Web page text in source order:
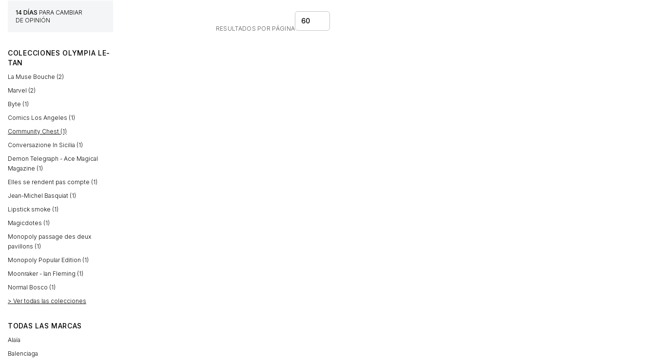
14 DÍAS PARA CAMBIAR
DE OPINIÓN
COLECCIONES OLYMPIA LE-
TAN
La Muse Bouche (2)
Marvel (2)
Byte (1)
Comics Los Angeles (1)
Community Chest (1)
Conversazione In Sicilia (1)
Demon Telegraph - Ace Magical
Magazine (1)
Elles se rendent pas compte (1)
Jean-Michel Basquiat (1)
Lipstick smoke (1)
Magicdotes (1)
Monopoly passage des deux
pavillons (1)
Monopoly Popular Edition (1)
Moonraker - Ian Fleming (1)
Normal Bosco (1)
> Ver todas las colecciones
TODAS LAS MARCAS
Alaïa
Balenciaga
RESULTADOS POR PÁGINA
60